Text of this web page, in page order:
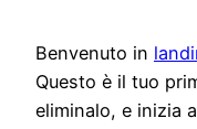
Benvenuto in
Questo è il tuo
eliminalo, e inizia